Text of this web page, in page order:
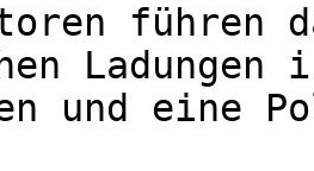
führen
Ladungen
und eine